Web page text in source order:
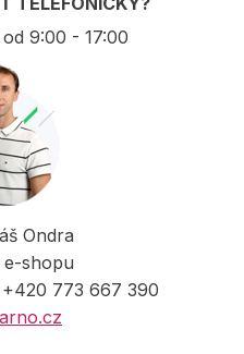
9:00 - 17:00
Ondra
e-shopu
773 667 390